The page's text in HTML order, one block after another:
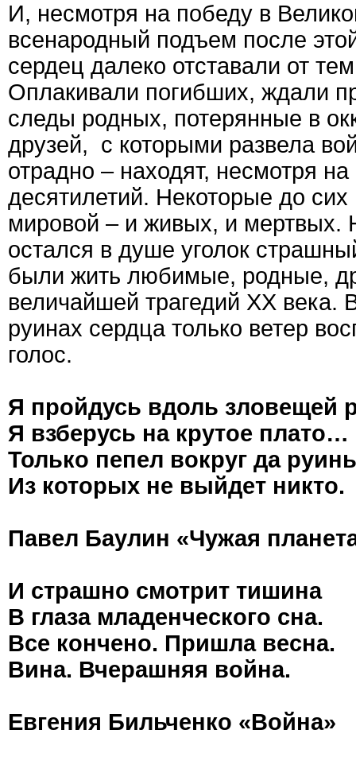
И, несмотря на победу в
всенародный подъем после
сердец далеко отставали от
Оплакивали погибших, ждали
следы родных, потерянные в
друзей, с которыми развела
отрадно – находят, несмотря
десятилетий. Некоторые до
мировой – и живых, и мертвых.
остался в душе уголок
были жить любимые, родные,
величайшей трагедий ХХ века.
руинах сердца только ветер
голос.
Я пройдусь вдоль зловещей
Я взберусь на крутое плато…
Только пепел вокруг да
Из которых не выйдет никто.
Павел Баулин «Чужая
И страшно смотрит тишина
В глаза младенческого сна.
Все кончено. Пришла весна.
Вина. Вчерашняя война.
Евгения Бильченко «Война»